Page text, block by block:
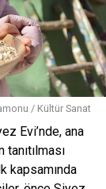
hem
belirten
Türkiye’nin
daha
istiyoruz.
her
sürecinde
/ Kültür Sanat
Evi’nde, ana
kapsamında